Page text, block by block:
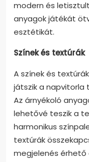
modern és
anyagok játékát
esztétikát.
Színek és textúrák
A színek és
játszik a napvitorla
Az árnyékoló
lehetővé teszik a
harmonikus
textúrák
megjelenés érhető